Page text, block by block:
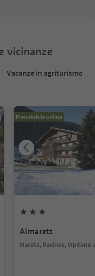
vicinanze
Vacanze in agriturismo
Prenotabile online
Almarett
Mareta, Racines,